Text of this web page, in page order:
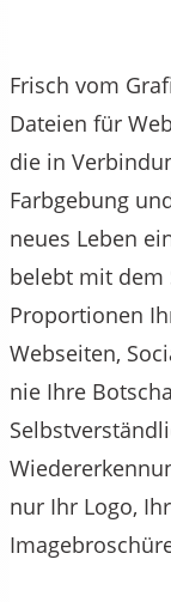
Frisch vom
Dateien für
die in
Farbgebung
neues Leben
belebt mit dem
Proportionen
Webseiten,
nie Ihre
nur Ihr Logo,